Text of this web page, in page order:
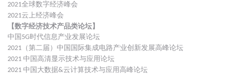
2021全球数字经济峰会
2021云上经济峰会
【数字经济技术产品类论坛】
中国 5G时代信息产业发展论坛
2021 （第二届）中国国际集成电路产业创新发展高峰论坛
2021 中国高清显示技术与应用论坛
2021 中国大数据&云计算技术与应用高峰论坛